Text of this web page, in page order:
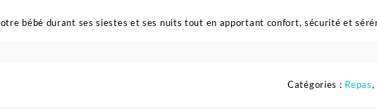
bébé durant ses siestes et ses nuits tout en apportant confort, sécurité et
Catégories : Repas,